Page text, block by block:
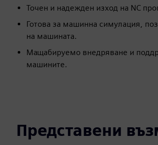
Точен и надежден изход на NC
Готова за машинна симулация,
на машината.
Мащабируемо внедряване и
машините.
Представени